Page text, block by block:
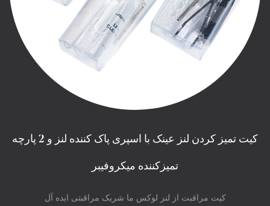
کیت تمیز کردن لنز عینک با اسپری پاک کننده لنز و 2 پارچه
تمیزکننده میکروفیبر
کیت مراقبت از لنز لوکس ما شریک مراقبتی ایده آل